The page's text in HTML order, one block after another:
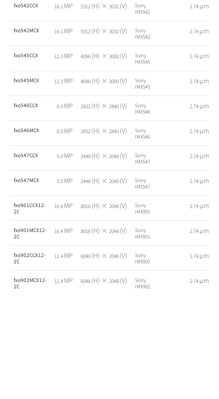
fxo542CCX 16.1 MP 5312 (H) × 3032 (V)
Sony
IMX542
2.74 µm
fxo542MCX 16.1 MP 5312 (H) × 3032 (V)
Sony
IMX542
2.74 µm
fxo545CCX 12.3 MP 4096 (H) × 3000 (V)
Sony
IMX545
2.74 µm
fxo545MCX 12.3 MP 4096 (H) × 3000 (V)
Sony
IMX545
2.74 µm
fxo546CCX 8.0 MP 2832 (H) × 2840 (V)
Sony
IMX546
2.74 µm
fxo546MCX 8.0 MP 2832 (H) × 2840 (V)
Sony
IMX546
2.74 µm
fxo547CCX 5.0 MP 2448 (H) × 2048 (V)
Sony
IMX547
2.74 µm
fxo547MCX 5.0 MP 2448 (H) × 2048 (V)
Sony
IMX547
2.74 µm
fxo901CCX12-
2C
16.4 MP 8016 (H) × 2048 (V)
Sony
IMX901
2.74 µm
fxo901MCX12-
2C
16.4 MP 8016 (H) × 2048 (V)
Sony
IMX901
2.74 µm
fxo902CCX12-
2C
12.4 MP 6048 (H) × 2048 (V)
Sony
IMX902
2.74 µm
fxo902MCX12-
2C
12.4 MP 6048 (H) × 2048 (V)
Sony
IMX902
2.74 µm